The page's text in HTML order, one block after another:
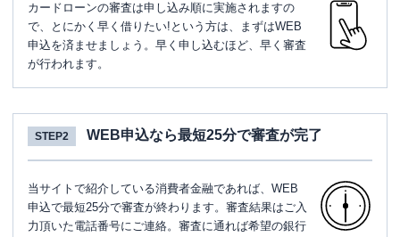
カードローンの審査は申し込み順に実施されますの
で、とにかく早く借りたい!という方は、まずはWEB
申込を済ませましょう。早く申し込むほど、早く審査
が行われます。
STEP2 WEB申込なら最短25分で審査が完了
当サイトで紹介している消費者金融であれば、WEB
申込で最短25分で審査が終わります。審査結果はご入
力頂いた電話番号にご連絡。審査に通れば希望の銀行